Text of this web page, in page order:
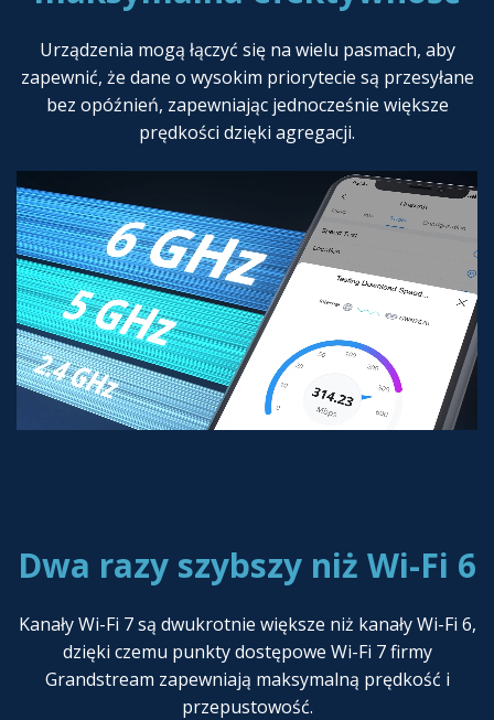
Urządzenia mogą łączyć się na wielu pasmach, aby
zapewnić, że dane o wysokim priorytecie są przesyłane
bez opóźnień, zapewniając jednocześnie większe
prędkości dzięki agregacji.
Dwa razy szybszy niż Wi-Fi 6
Kanały Wi-Fi 7 są dwukrotnie większe niż kanały Wi-Fi 6,
dzięki czemu punkty dostępowe Wi-Fi 7 firmy
Grandstream zapewniają maksymalną prędkość i
przepustowość.